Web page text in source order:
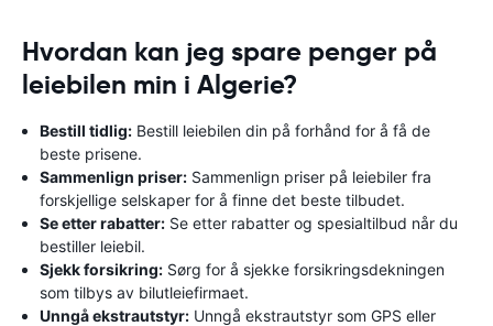
Hvordan kan jeg spare penger på
leiebilen min i Algerie?
Bestill tidlig: Bestill leiebilen din på forhånd for å få de
beste prisene.
Sammenlign priser: Sammenlign priser på leiebiler fra
forskjellige selskaper for å finne det beste tilbudet.
Se etter rabatter: Se etter rabatter og spesialtilbud når du
bestiller leiebil.
Sjekk forsikring: Sørg for å sjekke forsikringsdekningen
som tilbys av bilutleiefirmaet.
Unngå ekstrautstyr: Unngå ekstrautstyr som GPS eller